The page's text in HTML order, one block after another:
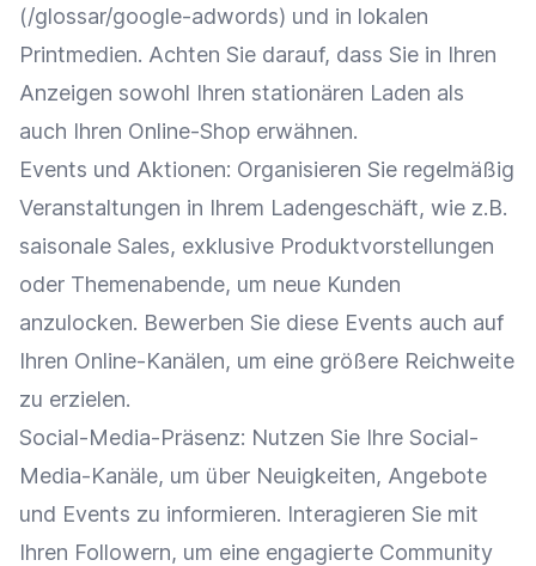
(/glossar/google-adwords) und in lokalen
Printmedien. Achten Sie darauf, dass Sie in Ihren
Anzeigen sowohl Ihren stationären Laden als
auch Ihren Online-Shop erwähnen.
Events und Aktionen: Organisieren Sie regelmäßig
Veranstaltungen in Ihrem Ladengeschäft, wie z.B.
saisonale Sales, exklusive Produktvorstellungen
oder Themenabende, um neue Kunden
anzulocken. Bewerben Sie diese Events auch auf
Ihren Online-Kanälen, um eine größere Reichweite
zu erzielen.
Social-Media-Präsenz: Nutzen Sie Ihre Social-
Media-Kanäle, um über Neuigkeiten, Angebote
und Events zu informieren. Interagieren Sie mit
Ihren Followern, um eine engagierte Community